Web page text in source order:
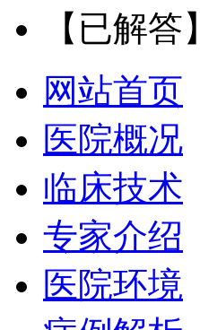
【已解答】
网站首页
医院概况
临床技术
专家介绍
医院环境